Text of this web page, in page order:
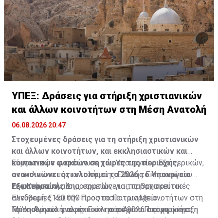
ΥΠΕΞ: Δράσεις για στήριξη χριστιανικών
και άλλων κοινοτήτων στη Μέση Ανατολή
06.08.2026 20:47
Στοχευμένες δράσεις για τη στήριξη χριστιανικών
και άλλων κοινοτήτων, και εκκλησιαστικών και
κοινοτικών φορέων σε χώρες της περιοχής,
ανακοινώνει ότι υλοποιεί το 2026 το Υπουργείο
Εξωτερικών.
Σύμφωνα με ανακοίνωση του Υπουργείου Εξωτερικών,
στο πλαίσιο της εντολής της Ειδικής Εκπροσώπου
της Κυπριακής Δημοκρατίας για τις Θρησκευτικές
Ελευθερίες και την Προστασία των Μειονοτήτων στη
Μέση Ανατολή, υλοποιούνται το 2026 στοχευμένες
Σε αυτό το πλαίσιο, σημειώνεται, παραχωρείται
συνδρομή €150.000 προς το Πατριαρχείο
Ιεροσολύμων για την Εκκλησία Αγίου Πορφυρίου στη
Το Υπουργείο αναφέρει ότι παρέχεται ακόμη στήριξη